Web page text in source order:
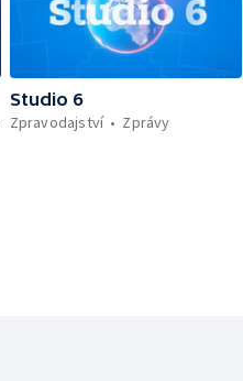
Studio 6
Zpravodajství
Zprávy